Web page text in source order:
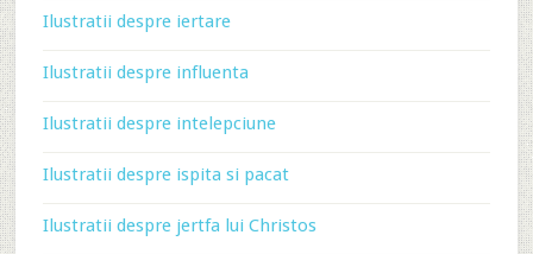
Ilustratii despre iertare
Ilustratii despre influenta
Ilustratii despre intelepciune
Ilustratii despre ispita si pacat
Ilustratii despre jertfa lui Christos